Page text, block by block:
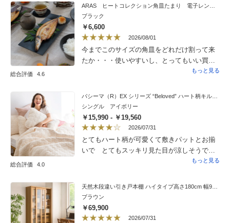
総合評価 4.6
ブラック
￥6,600
2026/08/01
今までこのサイズの角皿をどれだけ割って来
たか・・・使いやすいし、とってもいい買い
もっと見る
総合評価 4.0
パシーマ（R）EX シリーズ “Beloved” ハート柄キルト キルトケット
シングル アイボリー
￥15,990 - ￥19,560
2026/07/31
とてもハート柄が可愛くて敷きパットとお揃
いで とてもスッキリ見た目が涼しそうで気
に入ってます。これから 何回も洗濯すれば
もっと見る
天然木段違い引き戸本棚 ハイタイプ高さ180cm 幅90cm
ブラウン
￥69,900
2026/07/31